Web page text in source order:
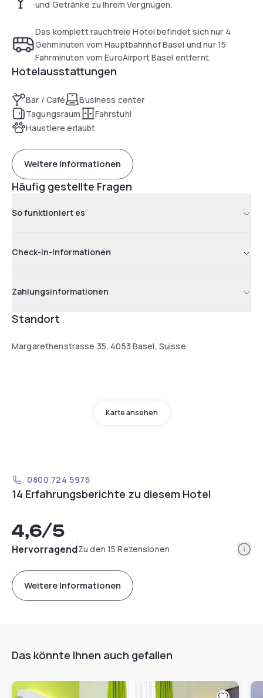
und Getränke zu Ihrem Vergnügen.
Das komplett rauchfreie Hotel befindet sich nur 4
Gehminuten vom Hauptbahnhof Basel und nur 15
Fahrminuten vom EuroAirport Basel entfernt.
Hotelausstattungen
Bar / Café
Business center
Tagungsraum
Fahrstuhl
Haustiere erlaubt
Weitere Informationen
Häufig gestellte Fragen
So funktioniert es
Check-in-Informationen
Zahlungsinformationen
Standort
Margarethenstrasse 35, 4053 Basel, Suisse
Karte ansehen
0800 724 5975
14 Erfahrungsberichte zu diesem Hotel
4,6/5
HervorragendZu den 15 Rezensionen
Weitere Informationen
Das könnte Ihnen auch gefallen